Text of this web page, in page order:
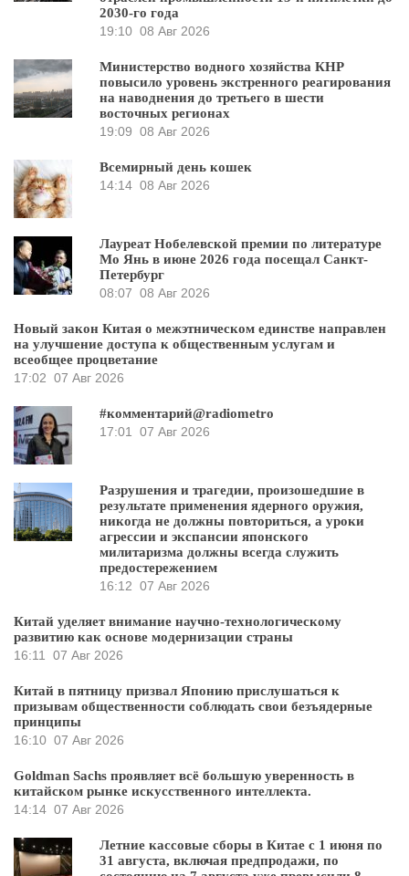
2030-го года
19:10 08 Авг 2026
Министерство водного хозяйства КНР
повысило уровень экстренного реагирования
на наводнения до третьего в шести
восточных регионах
19:09 08 Авг 2026
Всемирный день кошек
14:14 08 Авг 2026
Лауреат Нобелевской премии по литературе
Мо Янь в июне 2026 года посещал Санкт-
Петербург
08:07 08 Авг 2026
Новый закон Китая о межэтническом единстве направлен
на улучшение доступа к общественным услугам и
всеобщее процветание
17:02 07 Авг 2026
#комментарий@radiometro
17:01
07 Авг 2026
Разрушения и трагедии, произошедшие в
результате применения ядерного оружия,
никогда не должны повториться, а уроки
агрессии и экспансии японского
милитаризма должны всегда служить
предостережением
16:12 07 Авг 2026
Китай уделяет внимание научно-технологическому
развитию как основе модернизации страны
16:11
07 Авг 2026
Китай в пятницу призвал Японию прислушаться к
призывам общественности соблюдать свои безъядерные
принципы
16:10 07 Авг 2026
Goldman Sachs проявляет всё большую уверенность в
китайском рынке искусственного интеллекта.
14:14 07 Авг 2026
Летние кассовые сборы в Китае с 1 июня по
31 августа, включая предпродажи, по